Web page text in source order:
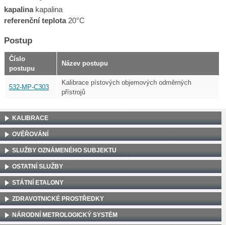
kapalinakapalina
referenční teplota20°C
Postup
Číslo
postupu
Název postupu
532-MP-C303
Kalibrace pístových objemových odměrných
přístrojů
KALIBRACE
OVĚŘOVÁNÍ
SLUŽBY OZNÁMENÉHO SUBJEKTU
OSTATNÍ SLUŽBY
STÁTNÍ ETALONY
ZDRAVOTNICKÉ PROSTŘEDKY
NÁRODNÍ METROLOGICKÝ SYSTÉM